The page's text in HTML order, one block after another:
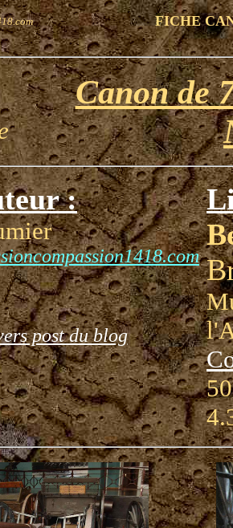
FICHE
Canon de
:
post du blog